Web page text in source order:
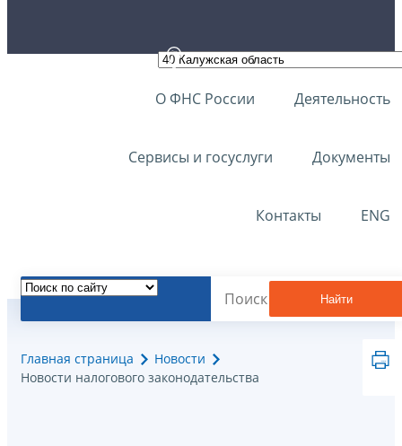
О ФНС России Деятельность
Сервисы и госуслуги Документы
Контакты ENG
Найти
Главная страница
Новости
Новости налогового законодательства